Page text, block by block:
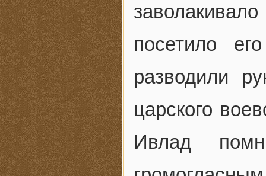
посетило
разводили
царского
Ивлад